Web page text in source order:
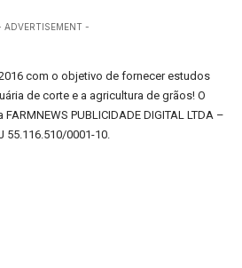
ADVERTISEMENT -
com o objetivo de fornecer estudos
de corte e a agricultura de grãos! O
PUBLICIDADE DIGITAL LTDA –
55.116.510/0001-10.